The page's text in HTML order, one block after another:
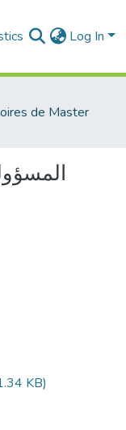
Log In
de Master
KB)